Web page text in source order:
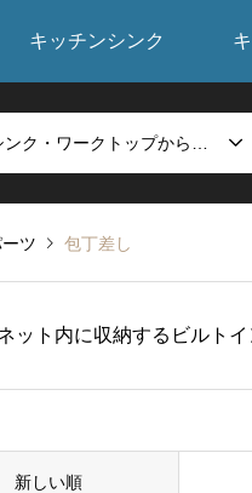
キッチンシンク
ツ 包丁差し
ット内に収納するビルトイ
新しい順